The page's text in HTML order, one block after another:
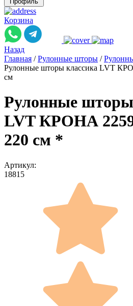
Корзина
Назад
Главная / Рулонные шторы /
Рулонные шторы классика LVT
см
Рулонные шторы
LVT КРОНА
220 см *
Артикул:
18815